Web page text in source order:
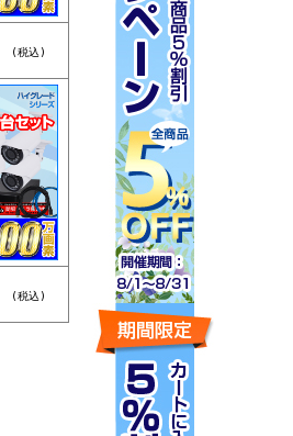
(税込)
(税込)